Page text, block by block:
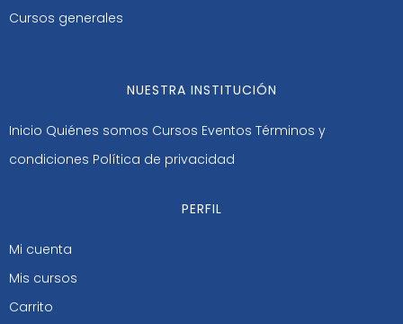
Cursos generales
NUESTRA INSTITUCIÓN
Inicio Quiénes somos Cursos Eventos Términos y
condiciones Política de privacidad
PERFIL
Mi cuenta
Mis cursos
Carrito